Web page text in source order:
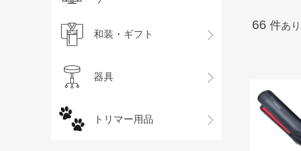
和装・ギフト
器具
トリマー用品
66 件あ